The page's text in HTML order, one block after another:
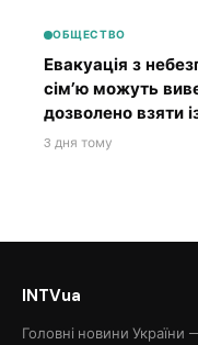
ОБЩЕСТВО
Евакуація з
сім’ю можуть
дозволено взяти
3 дня тому
INTVua
Головні новини України —